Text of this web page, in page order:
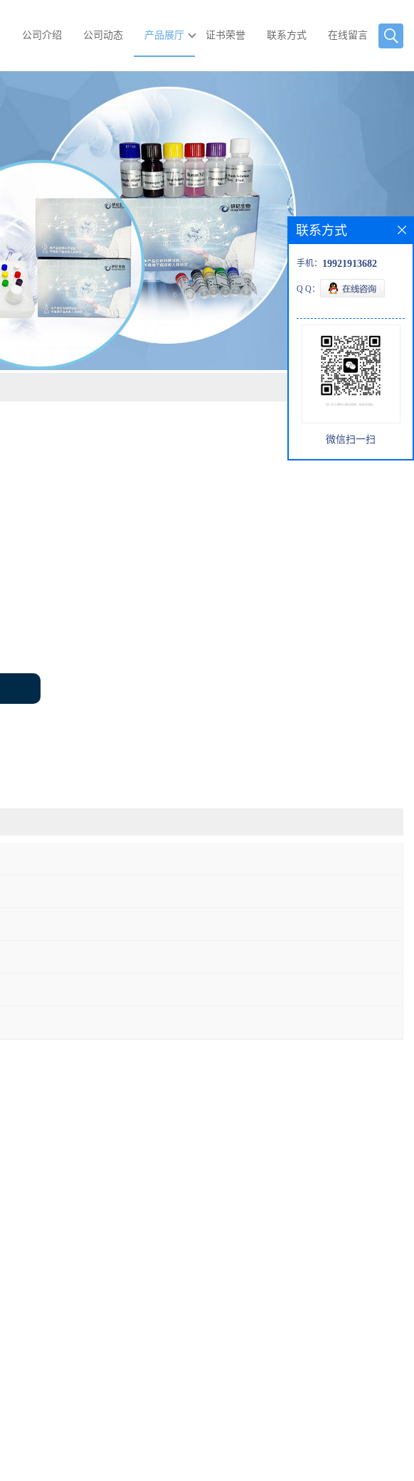
公司介绍 公司动态 产品展厅 证书荣誉 联系方式 在线留言
联系方式
手机： 19921913682
Q Q：
微信扫一扫